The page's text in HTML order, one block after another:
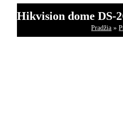
Hikvision dome DS-
Pradžia »